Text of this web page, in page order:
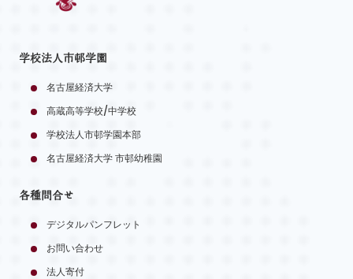
学校法人市邨学園
名古屋経済大学
高蔵高等学校/中学校
学校法人市邨学園本部
名古屋経済大学 市邨幼稚園
各種問合せ
デジタルパンフレット
お問い合わせ
法人寄付